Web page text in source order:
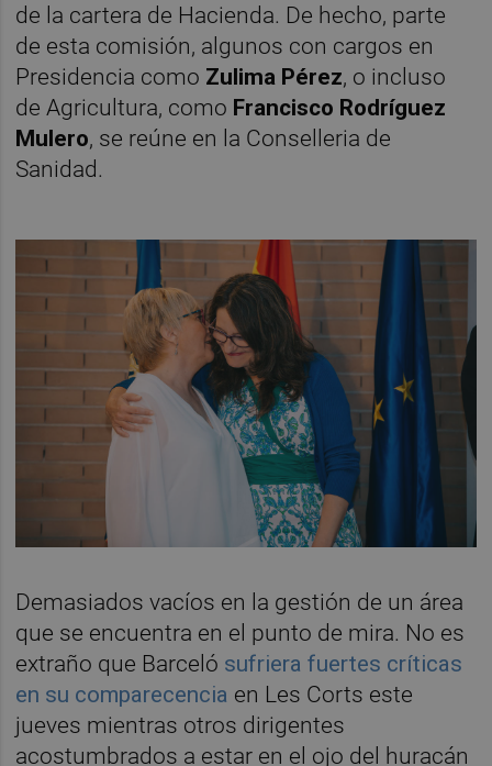
de la cartera de Hacienda. De hecho, parte
de esta comisión, algunos con cargos en
Presidencia como Zulima Pérez, o incluso
de Agricultura, como Francisco Rodríguez
Mulero, se reúne en la Conselleria de
Sanidad.
Demasiados vacíos en la gestión de un área
que se encuentra en el punto de mira. No es
extraño que Barceló sufriera fuertes críticas
en su comparecencia en Les Corts este
jueves mientras otros dirigentes
acostumbrados a estar en el ojo del huracán